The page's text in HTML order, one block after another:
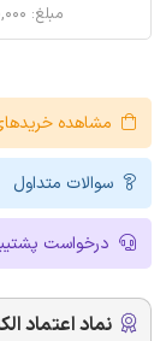
مبلغ: ۱۴۰,۰۰۰ تومان
مشاهده
سوالات متداول
درخواست
نماد اعتماد